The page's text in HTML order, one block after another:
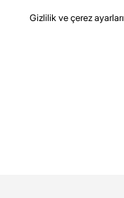
Gizlilik ve çerez ayarları